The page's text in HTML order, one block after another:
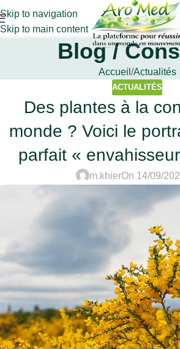
Skip to navigation
Skip to main content
Blog /
Accueil Actualités
ACTUALITÉS
Des plantes à la
monde ? Voici le
parfait «
m.khierOn 14/09/